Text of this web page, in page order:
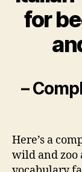
for
–
Here’s a
wild and zoo